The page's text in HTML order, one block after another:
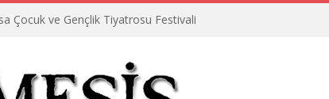
Çocuk ve Gençlik Tiyatrosu Festivali